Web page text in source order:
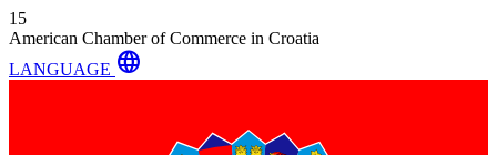
15
American Chamber of Commerce in Croatia
LANGUAGE language